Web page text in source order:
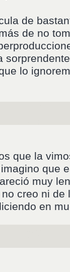
de
de no
lo
que la
que
muy
creo ni
en